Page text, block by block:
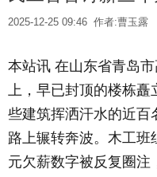
2025-12-25 09:46 作者:曹玉露
本站讯 在山东省青岛
上，早已封顶的楼栋矗
些建筑挥洒汗水的近百
路上辗转奔波。木工
元欠薪数字被反复圈注